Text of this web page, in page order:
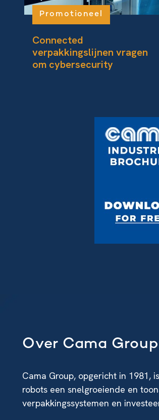
Promotioneel
Connected
verpakkingslijnen vragen
om cybersecurity
Over Cama Group
Cama Group, opgericht in 1981,
robots een snelgroeiende en
verpakkingssystemen en